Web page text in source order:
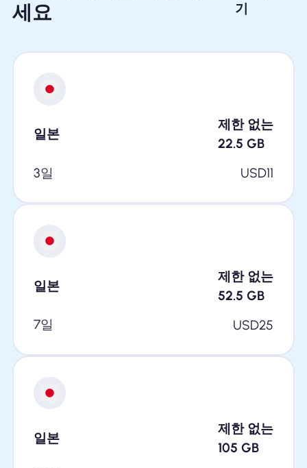
세요
기
일본
제한 없는
22.5 GB
3일
USD11
일본
제한 없는
52.5 GB
7일
USD25
일본
제한 없는
105 GB